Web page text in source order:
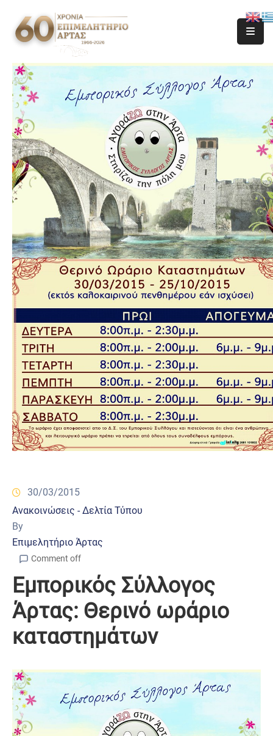
30/03/2015
Ανακοινώσεις - Δελτία Τύπου
By
Επιμελητήριο Άρτας
Comment off
Εμπορικός Σύλλογος
Άρτας: Θερινό ωράριο
καταστημάτων